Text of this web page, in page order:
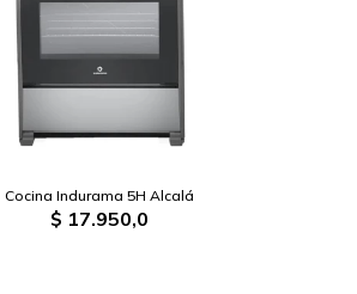
Cocina Indurama 5H Alcalá
$ 17.950,0